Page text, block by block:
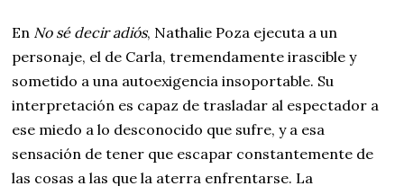
En No sé decir adiós, Nathalie Poza ejecuta a un
personaje, el de Carla, tremendamente irascible y
sometido a una autoexigencia insoportable. Su
interpretación es capaz de trasladar al espectador a
ese miedo a lo desconocido que sufre, y a esa
sensación de tener que escapar constantemente de
las cosas a las que la aterra enfrentarse. La